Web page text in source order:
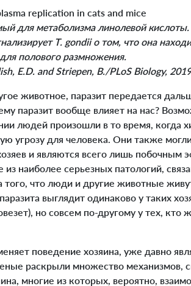
для метаболизма линолевой
T. gondiiо том, что она
полового размножения.
E.D. and Striepen, B./PLoS Biology, 2019
животное, паразит передается
паразит вообще влияет на нас?
людей произошли в то время, когда
угрозу для человека. Они также могли
и являются всего лишь побочным
наиболее серьезных патологий,
того, что люди и другие животные
выглядит одинаково у таких
но совсем по-другому у тех, кто
поведение хозяина, уже давно
раскрыли множество механизмов,
многие из которых, вероятно,